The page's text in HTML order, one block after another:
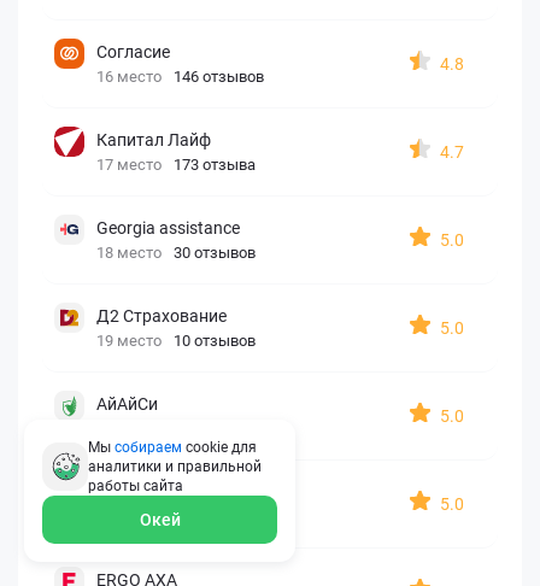
Согласие
16 место 146 отзывов
4.8
Капитал Лайф
17 место 173 отзыва
4.7
Georgia assistance
18 место 30 отзывов
5.0
Д2 Страхование
19 место 10 отзывов
5.0
АйАйСи
5.0
OxySport
21 место 6 отзывов
5.0
ERGO AXA
Мы собираем cookie для
аналитики и правильной
работы сайта
Окей